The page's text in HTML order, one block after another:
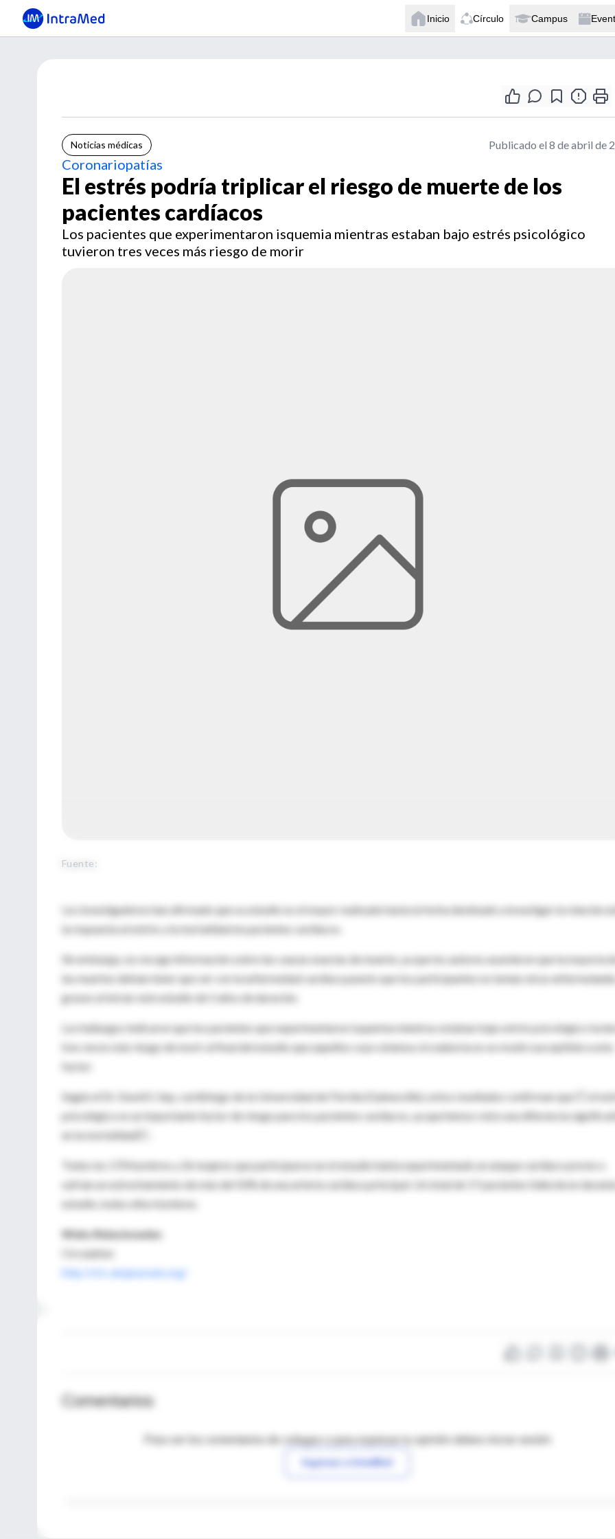
Inicio Círculo Campus
Noticias médicas Publicado el 8 de abril de
Coronariopatías
El estrés podría triplicar el riesgo de muerte de los
pacientes cardíacos
Los pacientes que experimentaron isquemia mientras estaban bajo estrés psicológico
tuvieron tres veces más riesgo de morir
Fuente:
Los investigadores han afirmado que su estudio es el mayor realizado hasta la fecha destinado a investigar la relación
la respuesta al estrés y la mortalidad en pacientes cardíacos.
Sin embargo, no recoge información sobre las causas exactas de muerte, ya que los autores asumieron que la mayoría
las muertes debían tener que ver con la enfermedad cardíaca puesto que los participantes no tenían otras
graves al iniciar este estudio de 5 años de duración.
Los hallazgos indicaron que los pacientes que experimentaron isquemia mientras estaban bajo estrés psicológico
tres veces más riesgo de morir al final del estudio que aquellos cuyo sistema circulatoria no se reveló susceptible a este
factor.
Según el Dr. David S. Sep, cardiólogo de la Universidad de Florida (Gainesville), estos resultados confirman que  el
psicológico es un importante factor de riesgo para los pacientes cardíacos, ya que hemos visto una diferencia
en la mortalidad .
Todos los 170 hombres y 26 mujeres que participaron en el estudio había experimentado un ataque cardíaco previo o
sufrían un estrechamiento de más del 50% de una arteria cardíaca principal. Un total de 17 pacientes fallecieron
estudio, todos ellos hombres.
Webs Relacionadas
Circulation
http://circ.ahajournals.org/
Comentarios
Para ver los comentarios de colegas o para expresar tu opinión debes iniciar sesión
Ingresar a IntraMed